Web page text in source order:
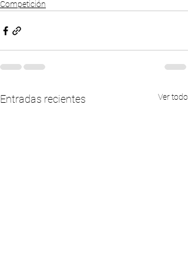
Competición
Entradas recientes Ver todo